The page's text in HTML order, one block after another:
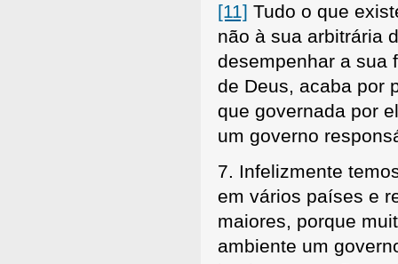
[11] Tudo o que
não à sua arbitrária
desempenhar a sua
de Deus, acaba por
que governada por
um governo
7. Infelizmente
em vários países e
maiores, porque
ambiente um